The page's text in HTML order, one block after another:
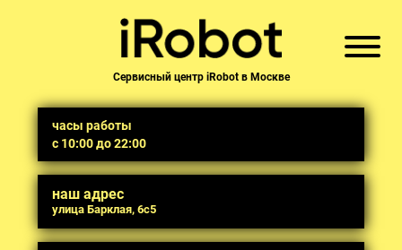
Сервисный центр iRobot в Москве
часы работы
с 10:00 до 22:00
наш адрес
улица Барклая, 6с5